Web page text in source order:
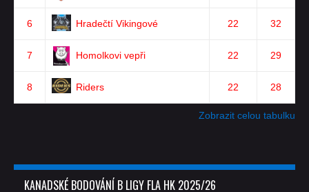
6 Hradečtí Vikingové 22 32
7 Homolkovi vepři 22 29
8 Riders 22 28
Zobrazit celou tabulku
KANADSKÉ BODOVÁNÍ B LIGY FLA HK 2025/26